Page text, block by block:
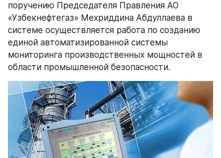
поручению Председателя Правления АО
«Узбекнефтегаз» Мехриддина Абдуллаева в
системе осуществляется работа по созданию
единой автоматизированной системы
мониторинга производственных мощностей в
области промышленной безопасности.